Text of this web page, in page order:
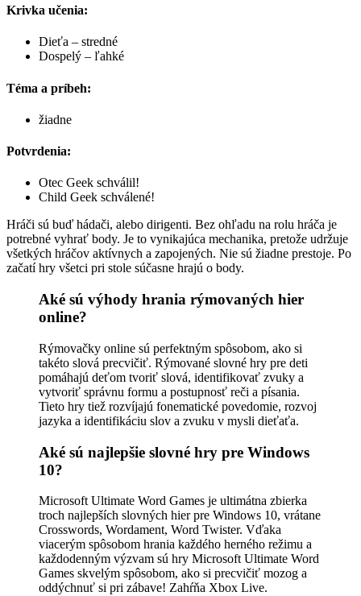
Krivka učenia:
Dieťa – stredné
Dospelý – ľahké
Téma a príbeh:
žiadne
Potvrdenia:
Otec Geek schválil!
Child Geek schválené!
Hráči sú buď hádači, alebo dirigenti. Bez ohľadu na rolu hráča je
potrebné vyhrať body. Je to vynikajúca mechanika, pretože udržuje
všetkých hráčov aktívnych a zapojených. Nie sú žiadne prestoje. Po
začatí hry všetci pri stole súčasne hrajú o body.
Aké sú výhody hrania rýmovaných hier
online?
Rýmovačky online sú perfektným spôsobom, ako si
takéto slová precvičiť. Rýmované slovné hry pre deti
pomáhajú deťom tvoriť slová, identifikovať zvuky a
vytvoriť správnu formu a postupnosť reči a písania.
Tieto hry tiež rozvíjajú fonematické povedomie, rozvoj
jazyka a identifikáciu slov a zvuku v mysli dieťaťa.
Aké sú najlepšie slovné hry pre Windows
10?
Microsoft Ultimate Word Games je ultimátna zbierka
troch najlepších slovných hier pre Windows 10, vrátane
Crosswords, Wordament, Word Twister. Vďaka
viacerým spôsobom hrania každého herného režimu a
každodenným výzvam sú hry Microsoft Ultimate Word
Games skvelým spôsobom, ako si precvičiť mozog a
oddýchnuť si pri zábave! Zahŕňa Xbox Live.